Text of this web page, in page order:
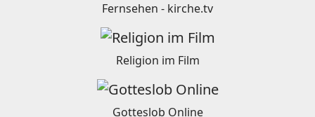
Fernsehen - kirche.tv
Religion im Film
Gotteslob Online